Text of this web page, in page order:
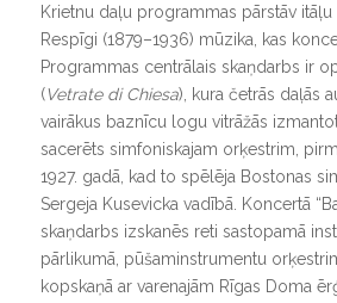
Krietnu daļu programmas pārstāv
Respīgi (1879–1936) mūzika, kas
Programmas centrālais skaņdarbs ir
(Vetrate di Chiesa), kura četrās daļās
vairākus baznīcu logu vitrāžās
sacerēts simfoniskajam orķestrim,
1927. gadā, kad to spēlēja Bostonas
Sergeja Kusevicka vadībā. Koncertā
skaņdarbs izskanēs reti sastopamā
pārlikumā, pūšaminstrumentu
kopskaņā ar varenajām Rīgas Doma